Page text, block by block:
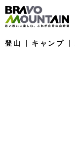
登山 キャンプ